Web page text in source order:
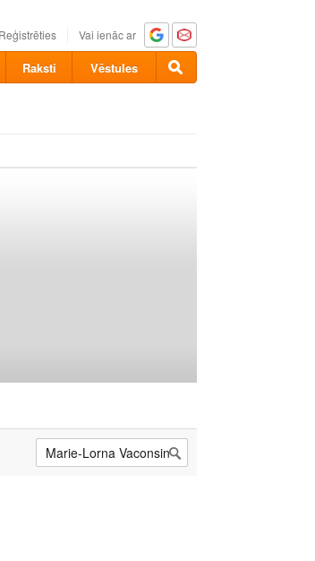
Reģistrēties Vai ienāc ar
Raksti Vēstules